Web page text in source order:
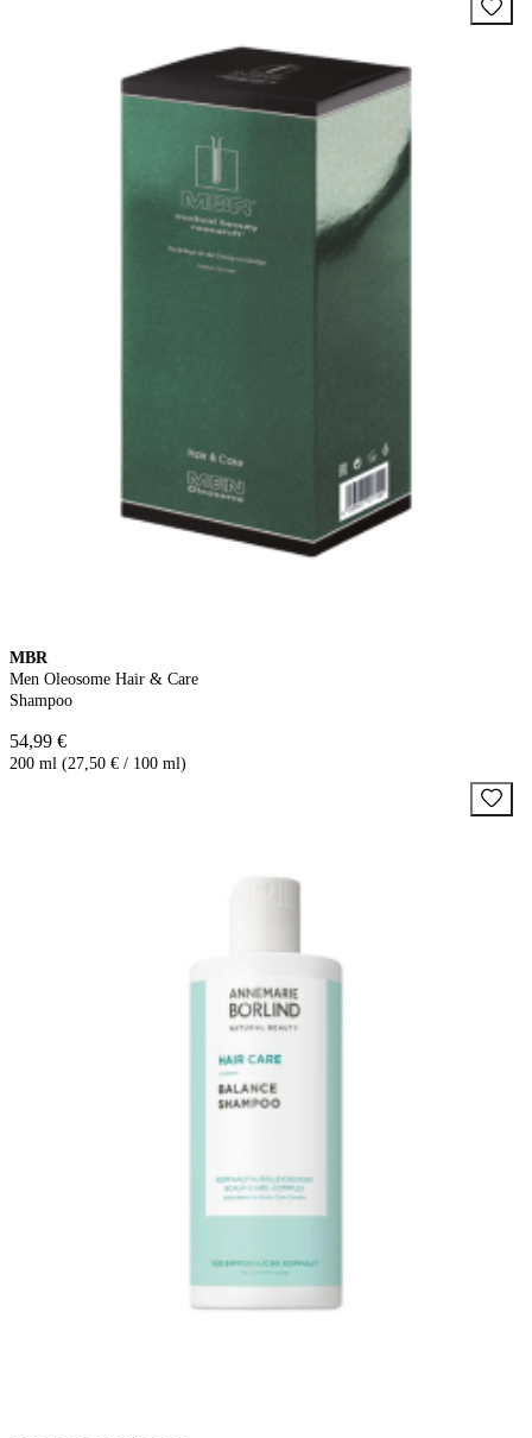
MBR
Men Oleosome Hair & Care
Shampoo
54,99 €
200 ml (27,50 € / 100 ml)